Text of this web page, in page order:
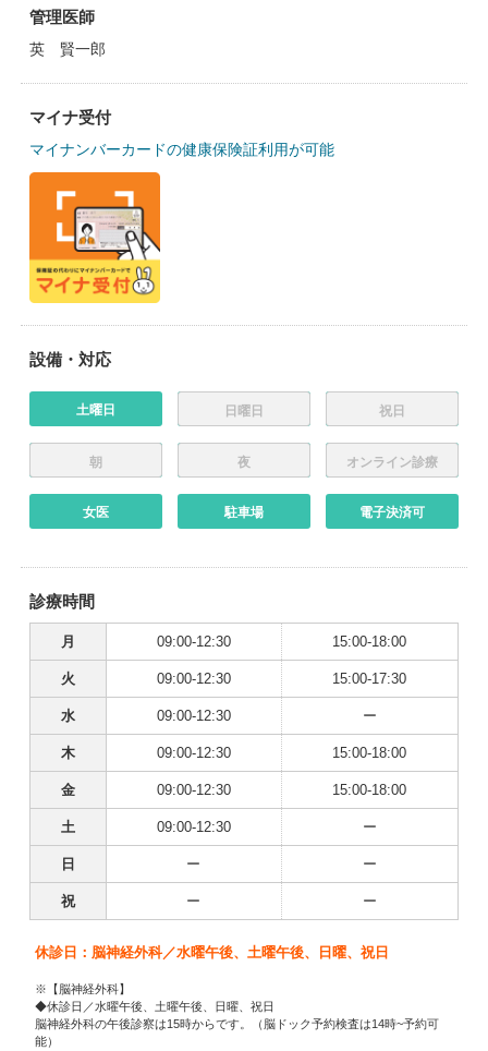
管理医師
英 賢一郎
マイナ受付
マイナンバーカードの健康保険証利用が可能
設備・対応
土曜日 日曜日 祝日
朝 夜 オンライン診療
女医 駐車場 電子決済可
診療時間
月 09:00-12:30 15:00-18:00
火 09:00-12:30 15:00-17:30
水 09:00-12:30 ー
木 09:00-12:30 15:00-18:00
金 09:00-12:30 15:00-18:00
土 09:00-12:30 ー
日 ー ー
祝 ー ー
休診日：脳神経外科／水曜午後、土曜午後、日曜、祝日
※【脳神経外科】
◆休診日／水曜午後、土曜午後、日曜、祝日
脳神経外科の午後診察は15時からです。（脳ドック予約検査は14時~予約可
能）